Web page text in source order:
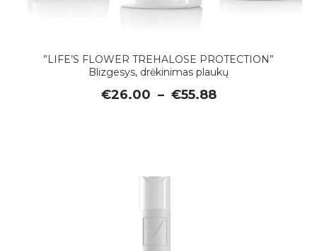
”LIFE’S FLOWER TREHALOSE PROTECTION”
Blizgesys, drėkinimas plaukų
€26.00 – €55.88